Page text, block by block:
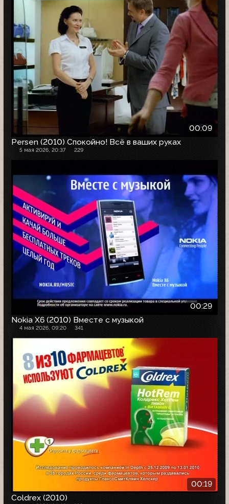
00:09
Persen (2010) Спокойно! Всё в ваших руках
5 мая 2026, 20:37 229
00:29
Nokia X6 (2010) Вместе с музыкой
4 мая 2026, 09:20 341
00:19
Coldrex (2010)